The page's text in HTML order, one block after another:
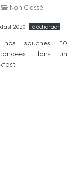
Non Classé
2020 Télécharger
nos souches F0
dans un